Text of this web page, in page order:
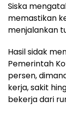
Siska
memastikan
menjalankan
Hasil sidak
Pemerintah
persen,
kerja, sakit
bekerja dari